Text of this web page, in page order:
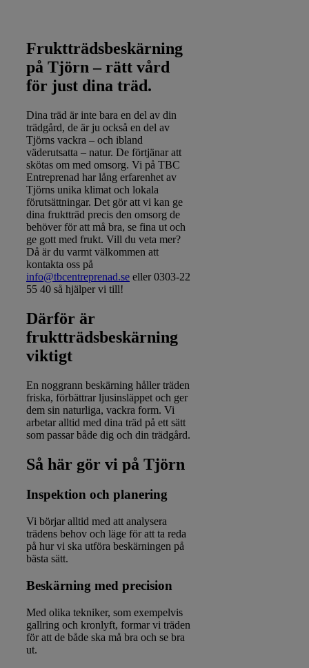
Fruktträdsbeskärning
på Tjörn – rätt vård
för just dina träd.
Dina träd är inte bara en del av din
trädgård, de är ju också en del av
Tjörns vackra – och ibland
väderutsatta – natur. De förtjänar att
skötas om med omsorg. Vi på TBC
Entreprenad har lång erfarenhet av
Tjörns unika klimat och lokala
förutsättningar. Det gör att vi kan ge
dina fruktträd precis den omsorg de
behöver för att må bra, se fina ut och
ge gott med frukt. Vill du veta mer?
Då är du varmt välkommen att
kontakta oss på
info@tbcentreprenad.se eller 0303-22
55 40 så hjälper vi till!
Därför är
fruktträdsbeskärning
viktigt
En noggrann beskärning håller träden
friska, förbättrar ljusinsläppet och ger
dem sin naturliga, vackra form. Vi
arbetar alltid med dina träd på ett sätt
som passar både dig och din trädgård.
Så här gör vi på Tjörn
Inspektion och planering
Vi börjar alltid med att analysera
trädens behov och läge för att ta reda
på hur vi ska utföra beskärningen på
bästa sätt.
Beskärning med precision
Med olika tekniker, som exempelvis
gallring och kronlyft, formar vi träden
för att de både ska må bra och se bra
ut.